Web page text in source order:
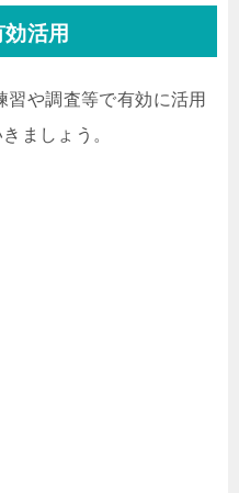
活用
や調査等で有効に活用
ましょう。